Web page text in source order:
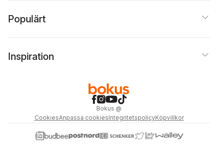
Populärt
Inspiration
Bokus @
CookiesAnpassa cookiesIntegritetspolicyKöpvillkor